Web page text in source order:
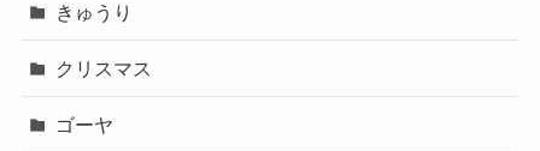
きゅうり
クリスマス
ゴーヤ